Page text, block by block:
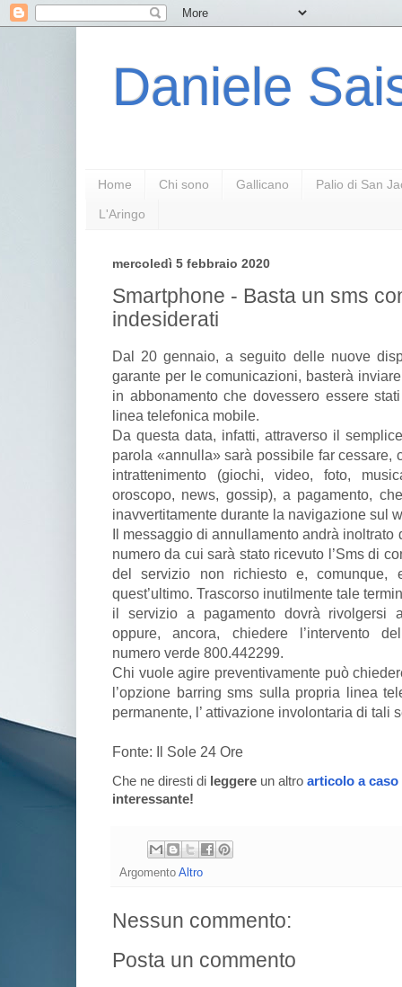
Daniele
Home Chi sono Gallicano Palio di San
L'Aringo
mercoledì 5 febbraio 2020
Smartphone - Basta un sms
indesiderati
Dal 20 gennaio, a seguito delle nuove
garante per le comunicazioni, basterà
in abbonamento che dovessero essere
linea telefonica mobile.
Da questa data, infatti, attraverso il
parola «annulla» sarà possibile far cessare,
intrattenimento (giochi, video, foto,
oroscopo, news, gossip), a pagamento,
inavvertitamente durante la navigazione sul
Il messaggio di annullamento andrà inoltrato
numero da cui sarà stato ricevuto l’Sms di
del servizio non richiesto e,
quest’ultimo. Trascorso inutilmente tale
il servizio a pagamento dovrà rivolgersi
oppure, ancora, chiedere l’intervento
numero verde 800.442299.
Chi vuole agire preventivamente può
l’opzione barring sms sulla propria linea
permanente, l’ attivazione involontaria di tali
Fonte: Il Sole 24 Ore
Che ne diresti di leggere un altro articolo a caso
interessante!
Argomento Altro
Nessun commento:
Posta un commento